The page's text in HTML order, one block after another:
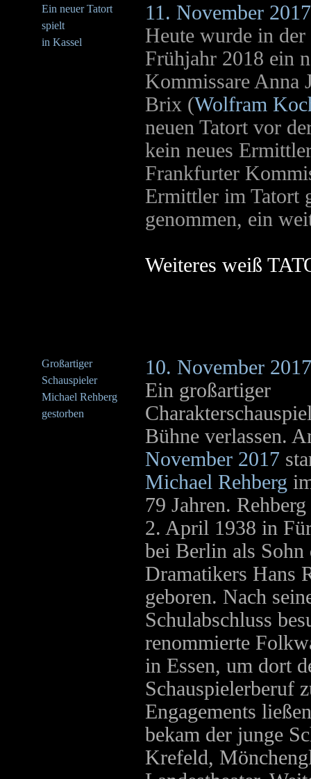
Ein neuer Tatort
spielt
in Kassel
11. November 2017
Heute wurde in der
Frühjahr 2018 ein
Kommissare Anna
Brix (Wolfram
neuen Tatort vor
kein neues
Frankfurter
Ermittler im Tatort
genommen, ein
Weiteres weiß
Großartiger
Schauspieler
Michael Rehberg
gestorben
10. November 2017
Ein großartiger
Bühne verlassen.
November 2017
Michael Rehberg
79 Jahren.
2. April 1938 in
bei Berlin als Sohn
Dramatikers Hans
geboren. Nach
Schulabschluss
renommierte
in Essen, um dort
Schauspielerberuf
Engagements
bekam der junge
Krefeld,